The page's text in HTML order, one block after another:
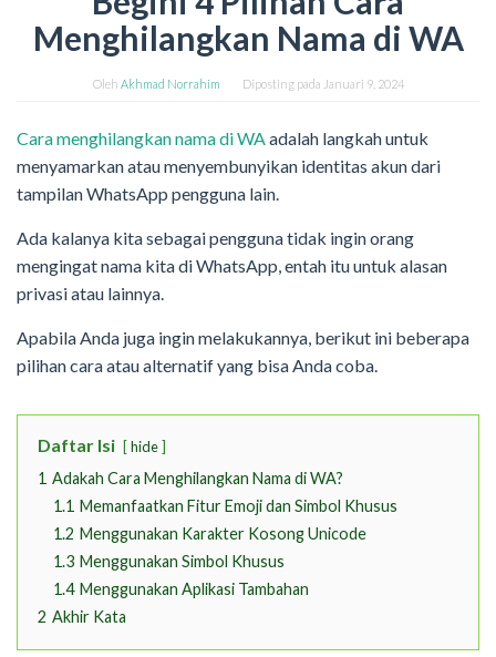
Menghilangkan Nama di WA
Oleh Akhmad Norrahim Diposting pada Januari 9, 2024
Cara menghilangkan nama di WAadalah langkah untuk
menyamarkan atau menyembunyikan identitas akun dari
tampilan WhatsApp pengguna lain.
Ada kalanya kita sebagai pengguna tidak ingin orang
mengingat nama kita di WhatsApp, entah itu untuk alasan
privasi atau lainnya.
Apabila Anda juga ingin melakukannya, berikut ini beberapa
pilihan cara atau alternatif yang bisa Anda coba.
Daftar Isi hide
1 Adakah Cara Menghilangkan Nama di WA?
1.1 Memanfaatkan Fitur Emoji dan Simbol Khusus
1.2 Menggunakan Karakter Kosong Unicode
1.3 Menggunakan Simbol Khusus
1.4 Menggunakan Aplikasi Tambahan
2 Akhir Kata